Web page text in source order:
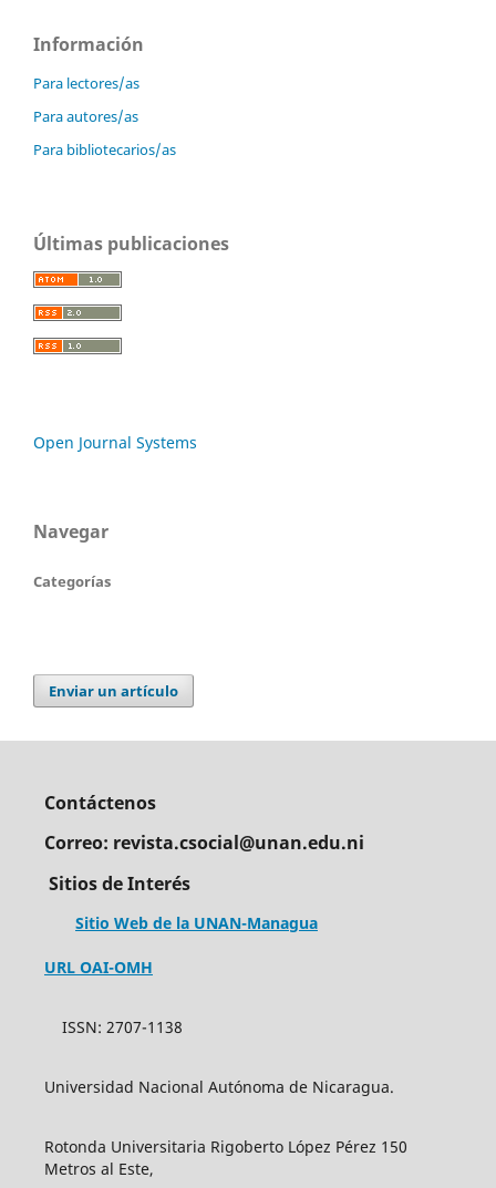
Información
Para lectores/as
Para autores/as
Para bibliotecarios/as
Últimas publicaciones
Open Journal Systems
Navegar
Categorías
Enviar un artículo
Contáctenos
Correo: revista.csocial@unan.edu.ni
Sitios de Interés
Sitio Web de la UNAN-Managua
URL OAI-OMH
ISSN: 2707-1138
Universidad Nacional Autónoma de Nicaragua.
Rotonda Universitaria Rigoberto López Pérez 150
Metros al Este,